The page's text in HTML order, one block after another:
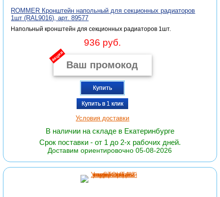
ROMMER Кронштейн напольный для секционных радиаторов
1шт (RAL9016), арт. 89577
Напольный кронштейн для секционных радиаторов 1шт.
936 руб.
акция
Купить
Купить в 1 клик
Условия доставки
В наличии на складе в Екатеринбурге
Срок поставки - от 1 до 2-х рабочих дней.
Доставим ориентировочно 05-08-2026